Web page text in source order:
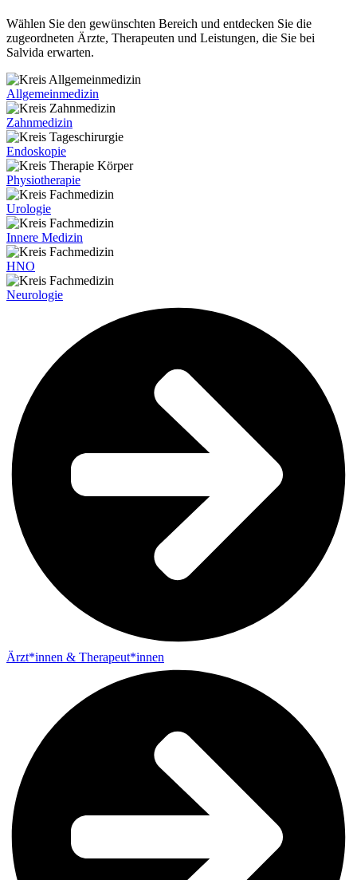
Wählen Sie den gewünschten Bereich und entdecken Sie die
zugeordneten Ärzte, Therapeuten und Leistungen, die Sie bei
Salvida erwarten.
Allgemeinmedizin
Zahnmedizin
Endoskopie
Physiotherapie
Urologie
Innere Medizin
HNO
Neurologie
Ärzt*innen & Therapeut*innen